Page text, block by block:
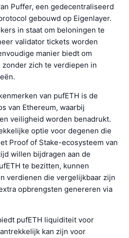
Puffer, een gedecentraliseerd
gebouwd op Eigenlayer.
in staat om beloningen te
validator tickets worden
manier biedt om
zich te verdiepen in
van pufETH is de
van Ethereum, waarbij
veiligheid worden benadrukt.
optie voor degenen die
Proof of Stake-ecosysteem van
willen bijdragen aan de
te bezitten, kunnen
verdienen die vergelijkbaar zijn
opbrengsten genereren via
pufETH liquiditeit voor
kan zijn voor